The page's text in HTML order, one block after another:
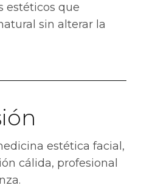
estéticos que
sin alterar la
estética facial,
cálida, profesional